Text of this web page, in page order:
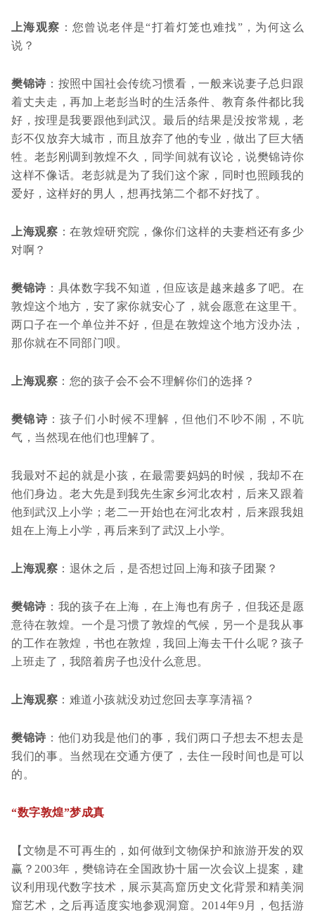
上海观察 ：您曾说老伴是“打着灯笼也难找”，为何这么
说？
樊锦诗 ：按照中国社会传统习惯看，一般来说妻子总归跟
着丈夫走，再加上老彭当时的生活条件、教育条件都比我
好，按理是我要跟他到武汉。最后的结果是没按常规，老
彭不仅放弃大城市，而且放弃了他的专业，做出了巨大牺
牲。老彭刚调到敦煌不久，同学间就有议论，说樊锦诗你
这样不像话。老彭就是为了我们这个家，同时也照顾我的
爱好，这样好的男人，想再找第二个都不好找了。
上海观察 ：在敦煌研究院，像你们这样的夫妻档还有多少
对啊？
樊锦诗 ：具体数字我不知道，但应该是越来越多了吧。在
敦煌这个地方，安了家你就安心了，就会愿意在这里干。
两口子在一个单位并不好，但是在敦煌这个地方没办法，
那你就在不同部门呗。
上海观察 ：您的孩子会不会不理解你们的选择？
樊锦诗 ：孩子们小时候不理解，但他们不吵不闹，不吭
气，当然现在他们也理解了。
我最对不起的就是小孩，在最需要妈妈的时候，我却不在
他们身边。老大先是到我先生家乡河北农村，后来又跟着
他到武汉上小学；老二一开始也在河北农村，后来跟我姐
姐在上海上小学，再后来到了武汉上小学。
上海观察 ：退休之后，是否想过回上海和孩子团聚？
樊锦诗 ：我的孩子在上海，在上海也有房子，但我还是愿
意待在敦煌。一个是习惯了敦煌的气候，另一个是我从事
的工作在敦煌，书也在敦煌，我回上海去干什么呢？孩子
上班走了，我陪着房子也没什么意思。
上海观察 ：难道小孩就没劝过您回去享享清福？
樊锦诗 ：他们劝我是他们的事，我们两口子想去不想去是
我们的事。当然现在交通方便了，去住一段时间也是可以
的。
“数字敦煌”梦成真
【文物是不可再生的，如何做到文物保护和旅游开发的双
赢？2003年，樊锦诗在全国政协十届一次会议上提案，建
议利用现代数字技术，展示莫高窟历史文化背景和精美洞
窟艺术，之后再适度实地参观洞窟。2014年9月，包括游